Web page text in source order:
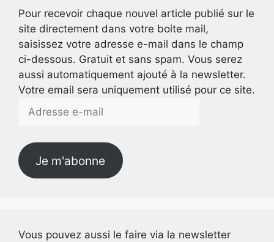
Pour recevoir chaque nouvel article publié sur le
site directement dans votre boite mail,
saisissez votre adresse e-mail dans le champ
ci-dessous. Gratuit et sans spam. Vous serez
aussi automatiquement ajouté à la newsletter.
Votre email sera uniquement utilisé pour ce site.
Adresse
Je m'abonne
Vous pouvez aussi le faire via la newsletter